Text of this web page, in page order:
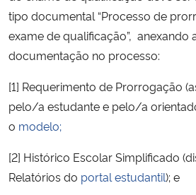
Planalto
tipo documental “Processo de
exame de qualificação”, anexando
documentação no processo:
[1] Requerimento de Prorrogação
pelo/a estudante e pelo/a
o modelo;
[2] Histórico Escolar Simplificado
Relatórios do portal estudantil); e